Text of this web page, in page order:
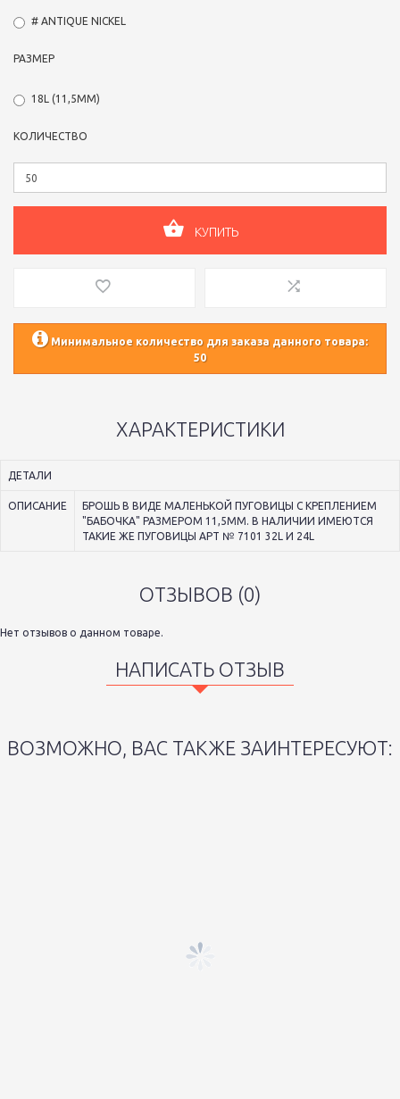
# ANTIQUE NICKEL
РАЗМЕР
18L (11,5ММ)
КОЛИЧЕСТВО
КУПИТЬ
Минимальное количество для заказа данного товара:
50
ХАРАКТЕРИСТИКИ
ДЕТАЛИ
ОПИСАНИЕ
БРОШЬ В ВИДЕ МАЛЕНЬКОЙ ПУГОВИЦЫ С КРЕПЛЕНИЕМ
"БАБОЧКА" РАЗМЕРОМ 11,5ММ. В НАЛИЧИИ ИМЕЮТСЯ
ТАКИЕ ЖЕ ПУГОВИЦЫ АРТ № 7101 32L И 24L
ОТЗЫВОВ (0)
Нет отзывов о данном товаре.
НАПИСАТЬ ОТЗЫВ
ВОЗМОЖНО, ВАС ТАКЖЕ ЗАИНТЕРЕСУЮТ: